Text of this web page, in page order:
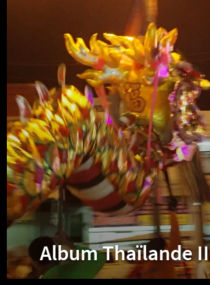
Thaïlande
II
Album Thaïlande II